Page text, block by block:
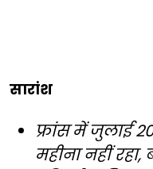
सारांश
फ्रांस में जुलाई
महीना नहीं